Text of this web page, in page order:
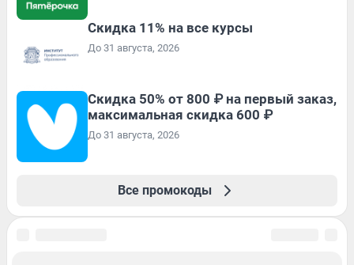
Скидка 11% на все курсы
До 31 августа, 2026
Скидка 50% от 800 ₽ на первый заказ,
максимальная скидка 600 ₽
До 31 августа, 2026
Все промокоды